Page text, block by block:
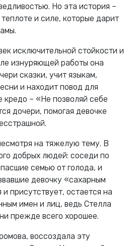
Но эта история –
и силе, которые дарит
исключительной стойкости и
изнуряющей работы она
сказки, учит языкам,
и находит повод для
кредо – «Не позволяй себе
дочери, помогая девочке
на тяжелую тему. В
добрых людей: соседи по
семью от голода, и
девочку «сахарным
присутствует, остается на
имен и лиц, ведь Стелла
прежде всего хорошее.
воссоздала эту